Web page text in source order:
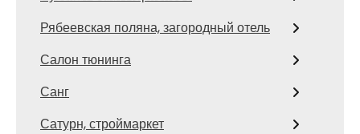
Рябеевская поляна, загородный отель
Салон тюнинга
Санг
Сатурн, строймаркет